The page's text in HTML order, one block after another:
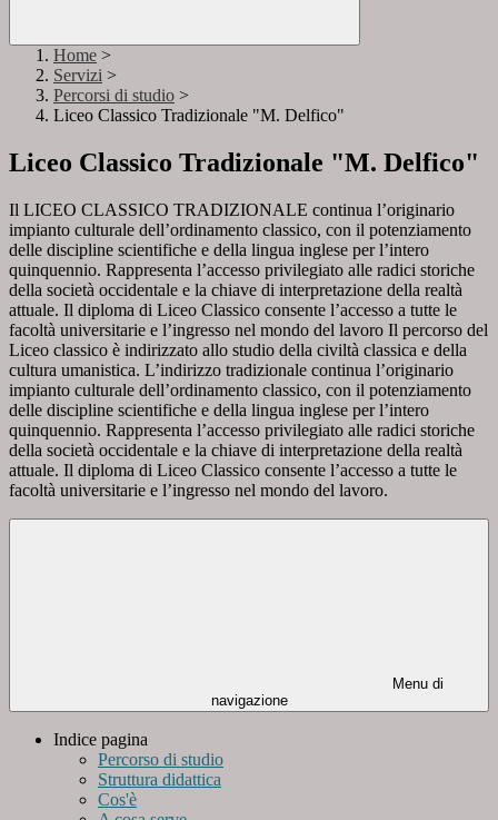
Home >
Servizi >
Percorsi di studio >
Liceo Classico Tradizionale "M. Delfico"
Liceo Classico Tradizionale "M. Delfico"
Il LICEO CLASSICO TRADIZIONALE continua l’originario
impianto culturale dell’ordinamento classico, con il potenziamento
delle discipline scientifiche e della lingua inglese per l’intero
quinquennio. Rappresenta l’accesso privilegiato alle radici storiche
della società occidentale e la chiave di interpretazione della realtà
attuale. Il diploma di Liceo Classico consente l’accesso a tutte le
facoltà universitarie e l’ingresso nel mondo del lavoro Il percorso del
Liceo classico è indirizzato allo studio della civiltà classica e della
cultura umanistica. L’indirizzo tradizionale continua l’originario
impianto culturale dell’ordinamento classico, con il potenziamento
delle discipline scientifiche e della lingua inglese per l’intero
quinquennio. Rappresenta l’accesso privilegiato alle radici storiche
della società occidentale e la chiave di interpretazione della realtà
attuale. Il diploma di Liceo Classico consente l’accesso a tutte le
facoltà universitarie e l’ingresso nel mondo del lavoro.
Menu di
navigazione
Indice pagina
Percorso di studio
Struttura didattica
Cos'è